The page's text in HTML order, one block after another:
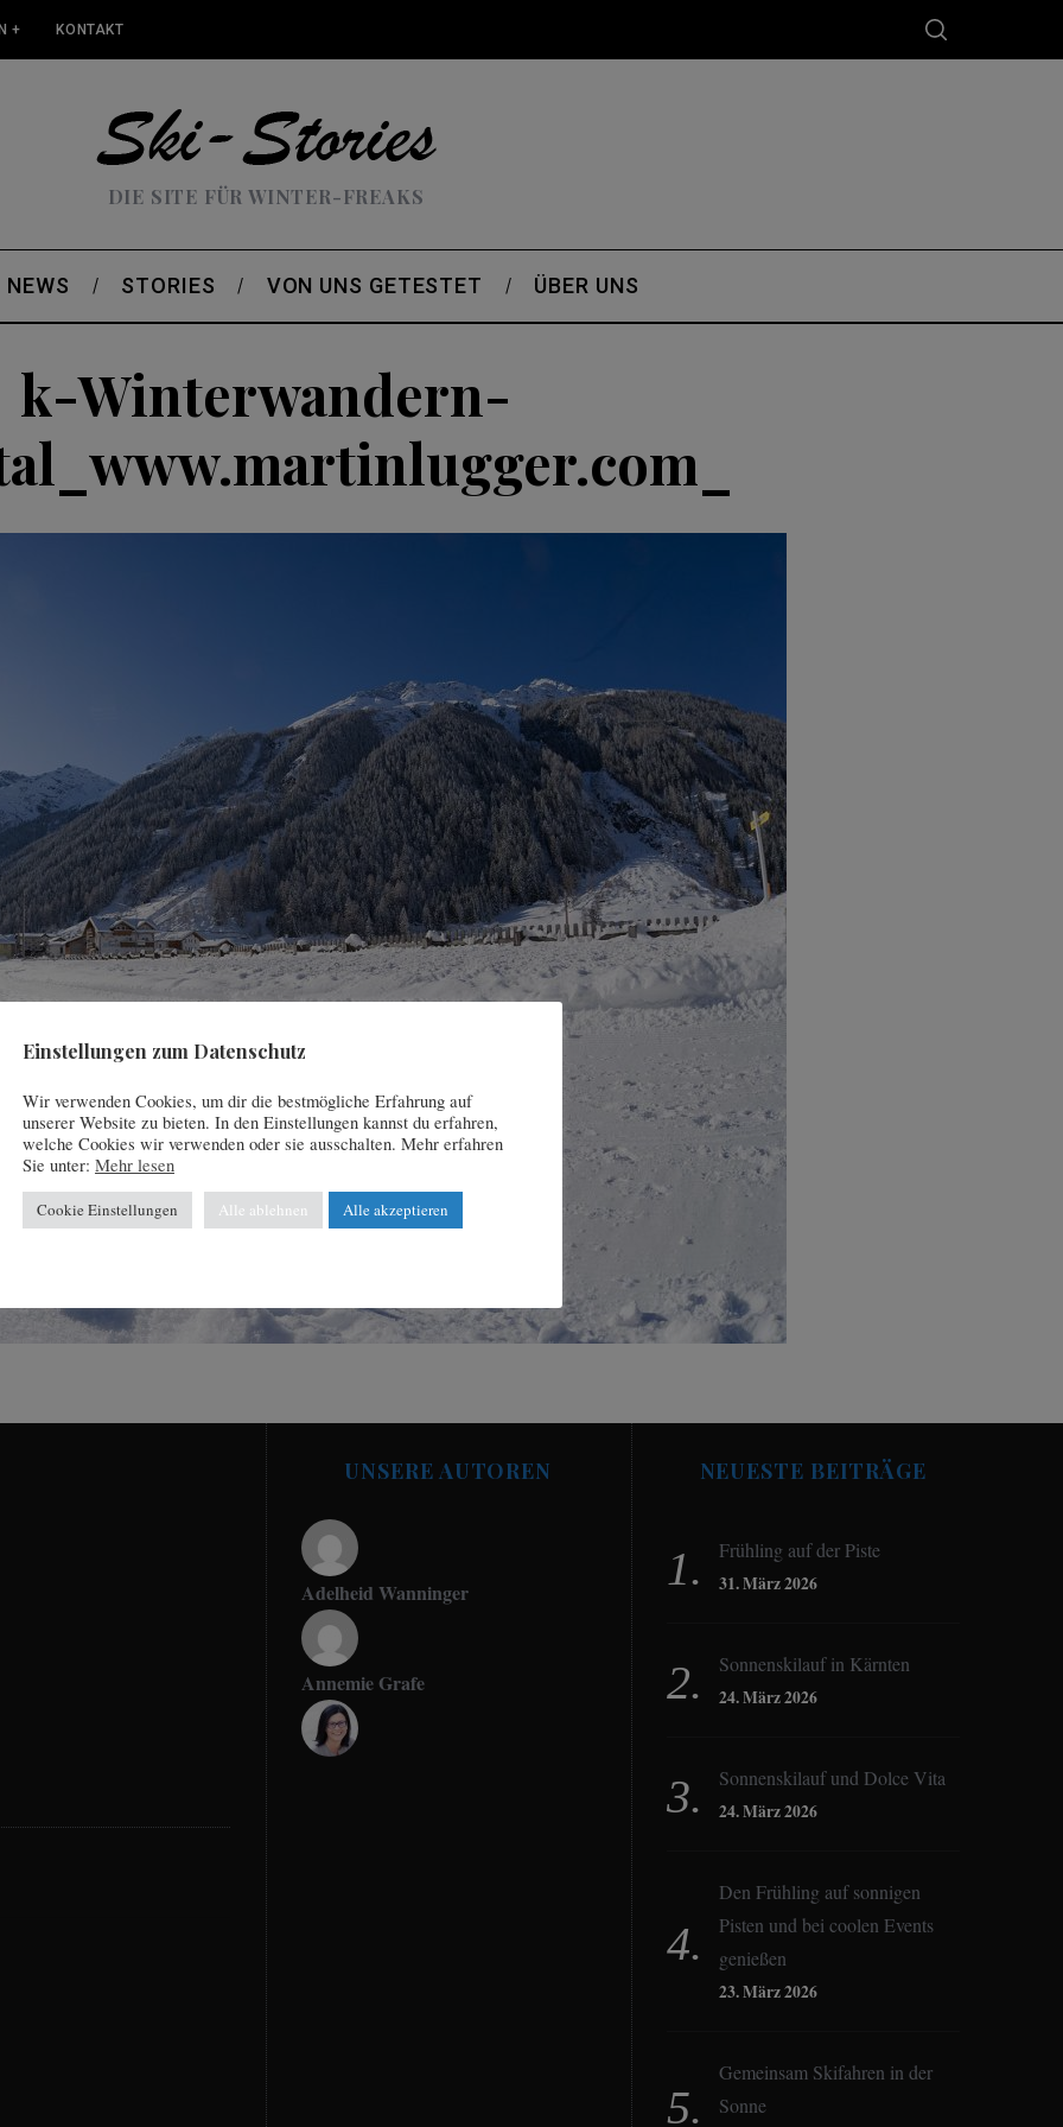
+ KONTAKT
DIE SITE FÜR WINTER-FREAKS
NEWS STORIES VON UNS GETESTET ÜBER UNS
k-Winterwandern-
UNSERE AUTOREN
Adelheid Wanninger
Annemie Grafe
NEUESTE BEITRÄGE
Frühling auf der Piste
31. März 2026
Sonnenskilauf in Kärnten
24. März 2026
Sonnenskilauf und Dolce Vita
24. März 2026
Den Frühling auf sonnigen
Pisten und bei coolen Events
genießen
23. März 2026
Gemeinsam Skifahren in der
Sonne
Einstellungen zum Datenschutz
Wir verwenden Cookies, um dir die bestmögliche Erfahrung auf
unserer Website zu bieten. In den Einstellungen kannst du erfahren,
welche Cookies wir verwenden oder sie ausschalten. Mehr erfahren
Sie unter: Mehr lesen
Cookie Einstellungen Alle ablehnen Alle akzeptieren